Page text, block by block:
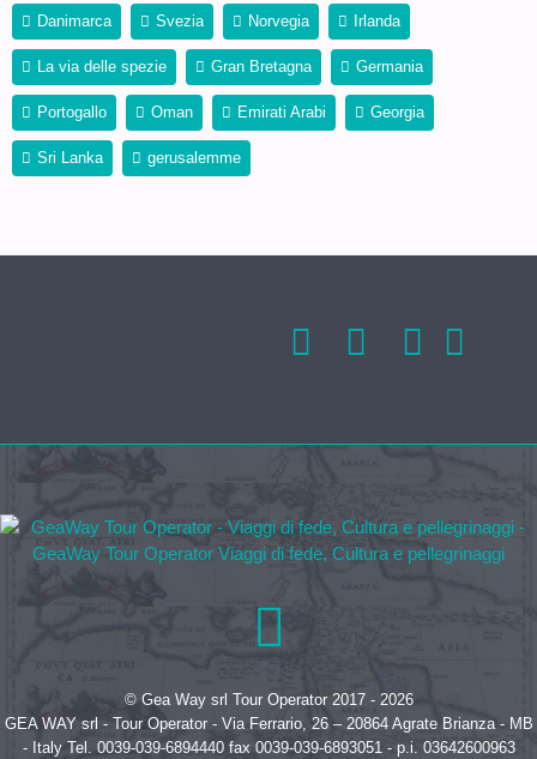
Danimarca Svezia Norvegia Irlanda
La via delle spezie Gran Bretagna Germania
Portogallo Oman Emirati Arabi Georgia
Sri Lanka gerusalemme
© Gea Way srl Tour Operator 2017 - 2026
GEA WAY srl - Tour Operator - Via Ferrario, 26 – 20864 Agrate Brianza - MB
- Italy Tel. 0039-039-6894440 fax 0039-039-6893051 - p.i. 03642600963